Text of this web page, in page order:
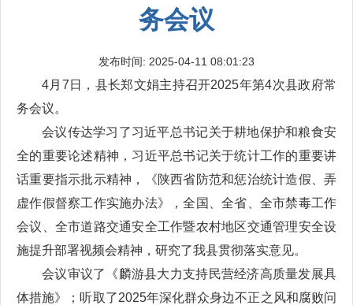
务会议
发布时间: 2025-04-11 08:01:23
4月7日，县长郑文娟主持召开2025年第4次县政府常
务会议。
会议传达学习了习近平总书记关于耕地保护和粮食安
全的重要论述精神，习近平总书记关于统计工作的重要讲
话重要指示批示精神，《陕西省防范和惩治统计造假、弄
虚作假督察工作实施办法》，全国、全省、全市禁毒工作
会议、全市道路交通安全工作暨农村地区交通管理安全设
施提升部署视频会精神，研究了我县贯彻落实意见。
会议审议了《麟游县大力支持民营经济高质量发展具
体措施》；听取了2025年深化群众身边不正之风和腐败问